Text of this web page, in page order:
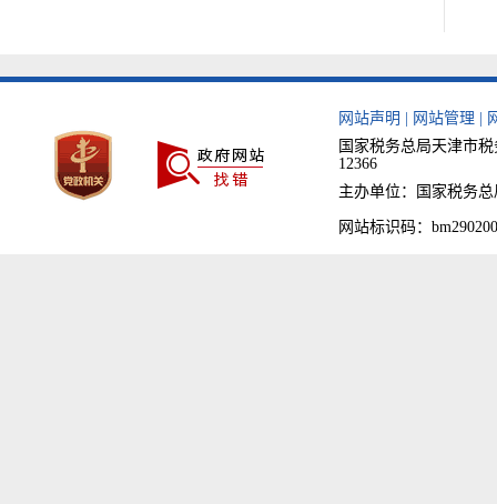
网站声明 网站管理
国家税务总局天津市
12366
主办单位：国家税务总
网站标识码：